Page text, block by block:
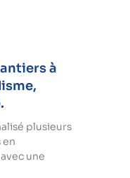
à
plusieurs
une